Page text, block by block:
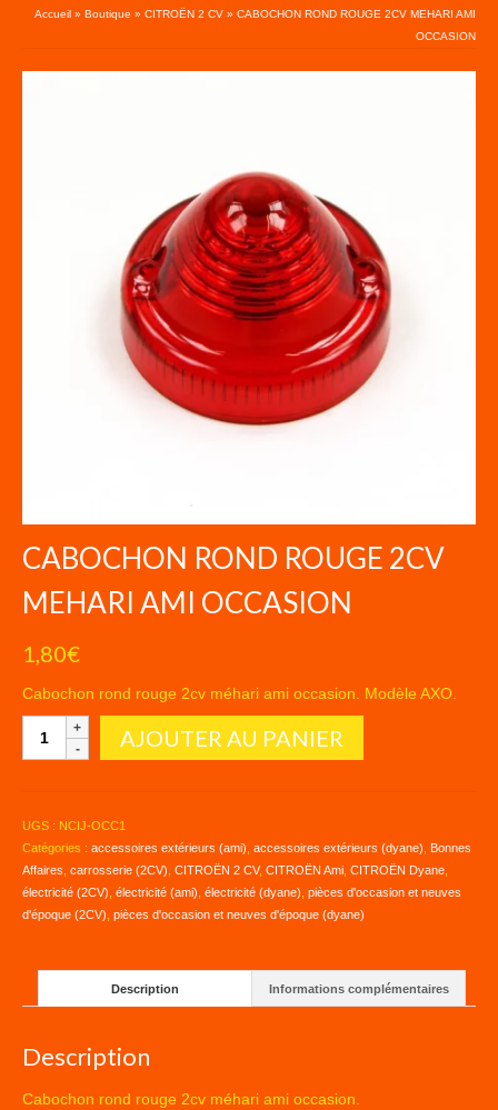
Accueil » Boutique » CITROËN 2 CV » CABOCHON ROND ROUGE 2CV MEHARI AMI
OCCASION
CABOCHON ROND ROUGE 2CV
MEHARI AMI OCCASION
1,80€
Cabochon rond rouge 2cv méhari ami occasion. Modèle AXO.
quantité
MEHARI
OCCASION
AJOUTER AU PANIER
UGS : NCIJ-OCC1
Catégories : accessoires extérieurs (ami) accessoires extérieurs (dyane) Bonnes
Affaires carrosserie (2CV) CITROËN 2 CV, CITROËN Ami CITROËN Dyane
électricité (2CV) électricité (ami) électricité (dyane) pièces d'occasion et neuves
d'époque (2CV) pièces d'occasion et neuves d'époque (dyane)
Description Informations complémentaires
Description
Cabochon rond rouge 2cv méhari ami occasion.